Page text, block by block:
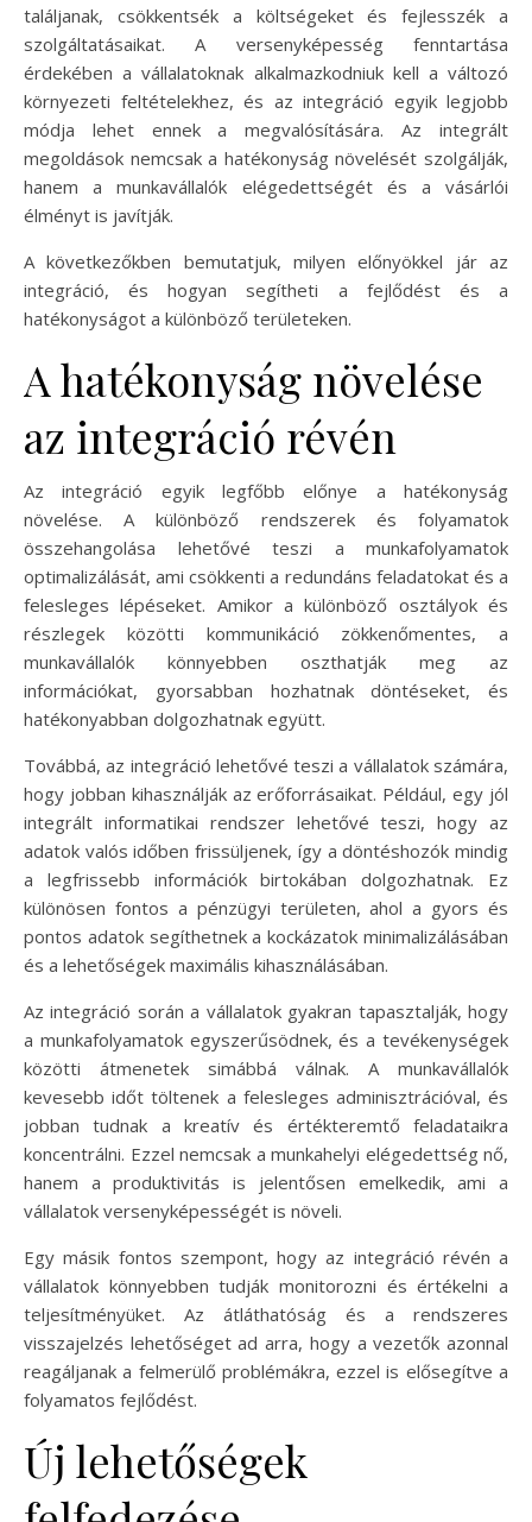
találjanak, csökkentsék a költségeket és fejlesszék a
szolgáltatásaikat. A versenyképesség fenntartása
érdekében a vállalatoknak alkalmazkodniuk kell a változó
környezeti feltételekhez, és az integráció egyik legjobb
módja lehet ennek a megvalósítására. Az integrált
megoldások nemcsak a hatékonyság növelését szolgálják,
hanem a munkavállalók elégedettségét és a vásárlói
élményt is javítják.
A következőkben bemutatjuk, milyen előnyökkel jár az
integráció, és hogyan segítheti a fejlődést és a
hatékonyságot a különböző területeken.
A hatékonyság növelése
az integráció révén
Az integráció egyik legfőbb előnye a hatékonyság
növelése. A különböző rendszerek és folyamatok
összehangolása lehetővé teszi a munkafolyamatok
optimalizálását, ami csökkenti a redundáns feladatokat és a
felesleges lépéseket. Amikor a különböző osztályok és
részlegek közötti kommunikáció zökkenőmentes, a
munkavállalók könnyebben oszthatják meg az
információkat, gyorsabban hozhatnak döntéseket, és
hatékonyabban dolgozhatnak együtt.
Továbbá, az integráció lehetővé teszi a vállalatok számára,
hogy jobban kihasználják az erőforrásaikat. Például, egy jól
integrált informatikai rendszer lehetővé teszi, hogy az
adatok valós időben frissüljenek, így a döntéshozók mindig
a legfrissebb információk birtokában dolgozhatnak. Ez
különösen fontos a pénzügyi területen, ahol a gyors és
pontos adatok segíthetnek a kockázatok minimalizálásában
és a lehetőségek maximális kihasználásában.
Az integráció során a vállalatok gyakran tapasztalják, hogy
a munkafolyamatok egyszerűsödnek, és a tevékenységek
közötti átmenetek simábbá válnak. A munkavállalók
kevesebb időt töltenek a felesleges adminisztrációval, és
jobban tudnak a kreatív és értékteremtő feladataikra
koncentrálni. Ezzel nemcsak a munkahelyi elégedettség nő,
hanem a produktivitás is jelentősen emelkedik, ami a
vállalatok versenyképességét is növeli.
Egy másik fontos szempont, hogy az integráció révén a
vállalatok könnyebben tudják monitorozni és értékelni a
teljesítményüket. Az átláthatóság és a rendszeres
visszajelzés lehetőséget ad arra, hogy a vezetők azonnal
reagáljanak a felmerülő problémákra, ezzel is elősegítve a
folyamatos fejlődést.
Új lehetőségek